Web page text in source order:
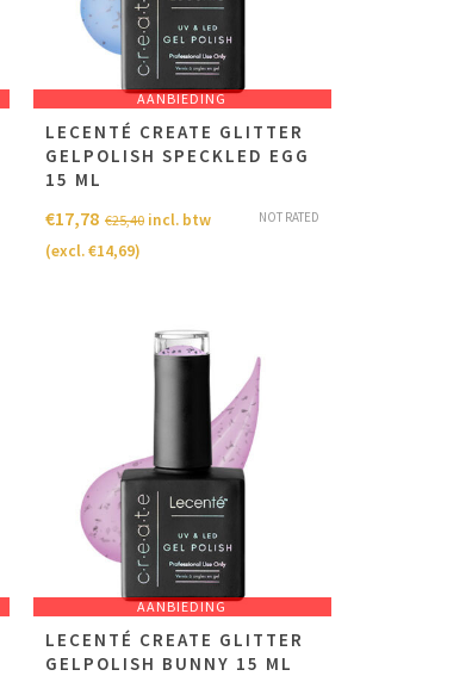
AANBIEDING
LECENTÉ CREATE GLITTER
GELPOLISH SPECKLED EGG
15 ML
NOT RATED
€25,40
€17,78
incl. btw
(excl.€14,69)
AANBIEDING
LECENTÉ CREATE GLITTER
GELPOLISH BUNNY 15 ML